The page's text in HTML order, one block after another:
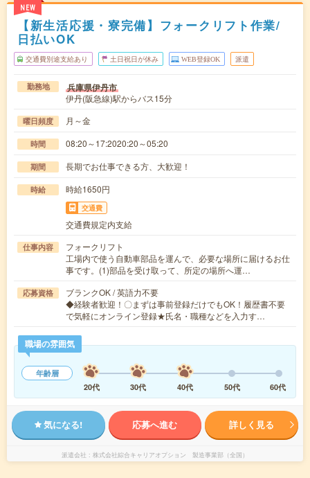
NEW
【新生活応援・寮完備】フォークリフト作業/
日払いOK
交通費別途支給あり 土日祝日が休み WEB登録OK 派遣
勤務地 兵庫県伊丹市
伊丹(阪急線)駅からバス15分
曜日頻度 月～金
時間 08:20～17:2020:20～05:20
期間 長期でお仕事できる方、大歓迎！
時給 時給1650円
交通費
交通費規定内支給
仕事内容
フォークリフト
工場内で使う自動車部品を運んで、必要な場所に届けるお仕
事です。(1)部品を受け取って、所定の場所へ運…
応募資格
ブランクOK / 英語力不要
◆経験者歓迎！〇まずは事前登録だけでもOK！履歴書不要
で気軽にオンライン登録★氏名・職種などを入力す…
職場の雰囲気
年齢層
20代
30代 40代 50代 60代
気になる! 応募へ進む 詳しく見る
派遣会社 株式会社綜合キャリアオプション 製造事業部（全国）